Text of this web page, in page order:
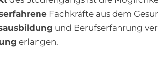
Fachkräfte aus dem
und Berufserfahrung
erlangen.